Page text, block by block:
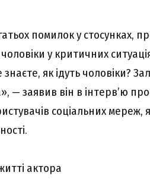
помилок у стосунках,
у критичних
як ідуть чоловіки?
— заявив він в інтерв’ю
соціальних мереж,